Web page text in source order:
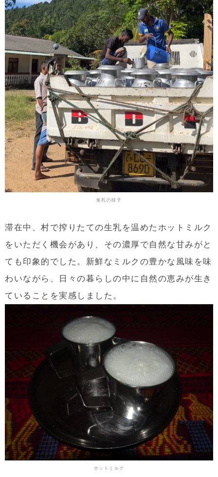
集乳の様子
滞在中、村で搾りたての生乳を温めたホットミルク
をいただく機会があり、その濃厚で自然な甘みがと
ても印象的でした。新鮮なミルクの豊かな風味を味
わいながら、日々の暮らしの中に自然の恵みが生き
ていることを実感しました。
ホットミルク